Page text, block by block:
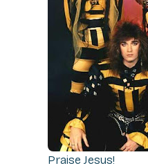
Praise Jesus!